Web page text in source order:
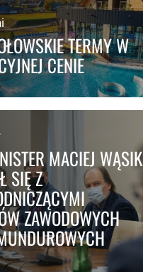
TERMY W
CENIE
MACIEJ WĄSIK
SIĘ Z
ZAWODOWYCH